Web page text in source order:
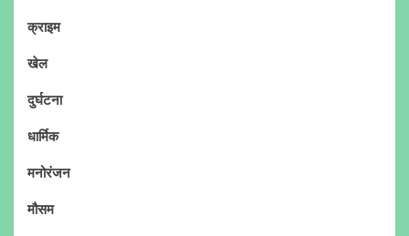
क्राइम
खेल
दुर्घटना
धार्मिक
मनोरंजन
मौसम